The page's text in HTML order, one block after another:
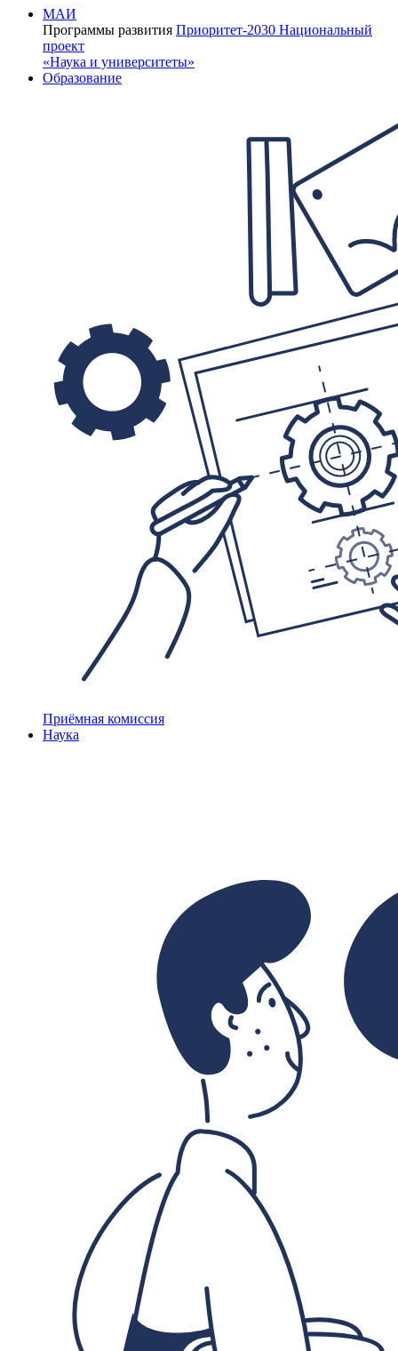
МАИ
Программы развития Приоритет-2030 Национальный
проект
«Наука и университеты»
Образование
Приёмная комиссия
Наука